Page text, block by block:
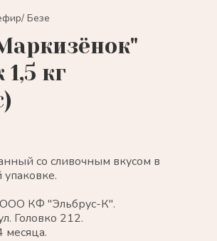
Безе
кг
со сливочным вкусом в
КФ "Эльбрус-К".
Головко 212.
месяца.